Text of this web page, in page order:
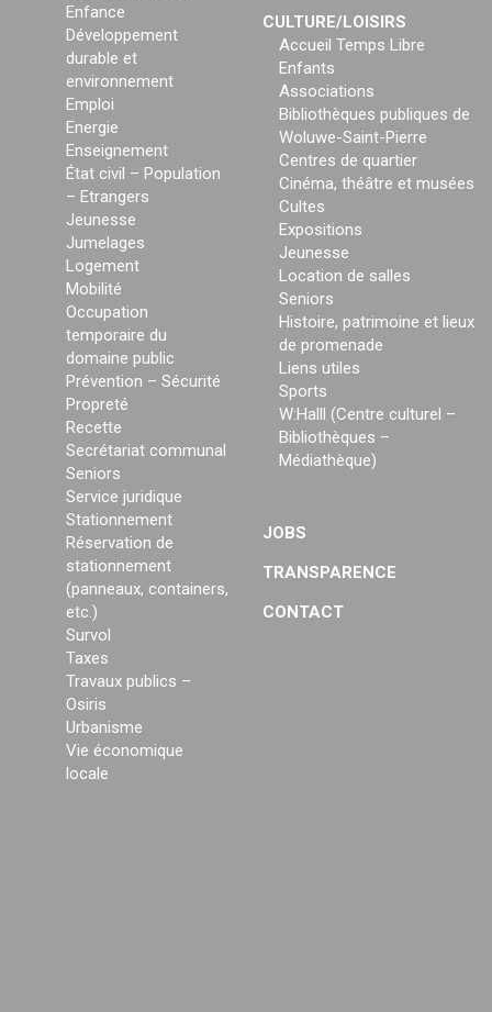
Enfance
Développement
durable et
environnement
Emploi
Energie
Enseignement
État civil – Population
– Etrangers
Jeunesse
Jumelages
Logement
Mobilité
Occupation
temporaire du
domaine public
Prévention – Sécurité
Propreté
Recette
Secrétariat communal
Seniors
Service juridique
Stationnement
Réservation de
stationnement
(panneaux, containers,
etc.)
Survol
Taxes
Travaux publics –
Osiris
Urbanisme
Vie économique
locale
CULTURE/LOISIRS
Accueil Temps Libre
Enfants
Associations
Bibliothèques publiques de
Woluwe-Saint-Pierre
Centres de quartier
Cinéma, théâtre et musées
Cultes
Expositions
Jeunesse
Location de salles
Seniors
Histoire, patrimoine et lieux
de promenade
Liens utiles
Sports
W:Halll (Centre culturel –
Bibliothèques –
Médiathèque)
JOBS
TRANSPARENCE
CONTACT